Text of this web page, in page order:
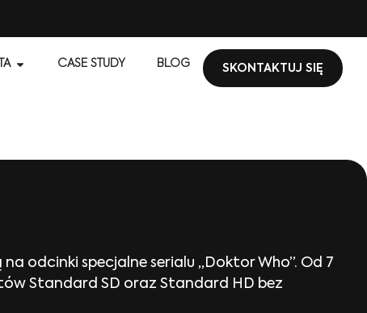
CASE STUDY BLOG SKONTAKTUJ SIĘ
odcinki specjalne serialu „Doktor Who”. Od 7
Standard SD oraz Standard HD bez